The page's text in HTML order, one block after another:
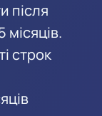
після
строк